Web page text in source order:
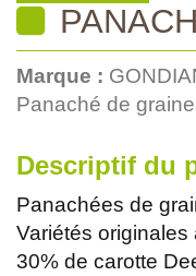
Marque :
Panaché de
Descriptif du
Panachées de
Variétés
30% de carotte